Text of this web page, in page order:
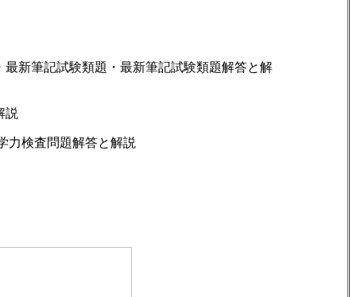
新筆記試験類題・最新筆記試験類題解答と解
説
力検査問題解答と解説